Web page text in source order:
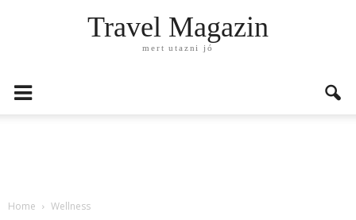
Travel Magazin
mert utazni jó
Home Wellness